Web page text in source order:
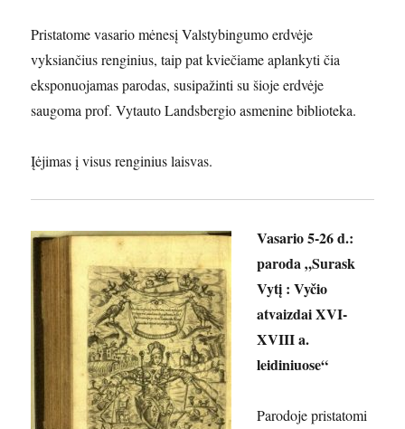
Pristatome vasario mėnesį Valstybingumo erdvėje
vyksiančius renginius, taip pat kviečiame aplankyti čia
eksponuojamas parodas, susipažinti su šioje erdvėje
saugoma prof. Vytauto Landsbergio asmenine biblioteka.
Įėjimas į visus renginius laisvas.
Vasario 5-26 d.:
paroda „Surask
Vytį : Vyčio
atvaizdai XVI-
XVIII a.
leidiniuose“
Parodoje pristatomi